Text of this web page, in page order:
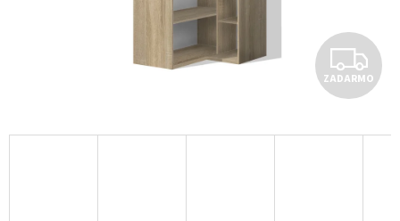
Z
A
D
ZADARMO